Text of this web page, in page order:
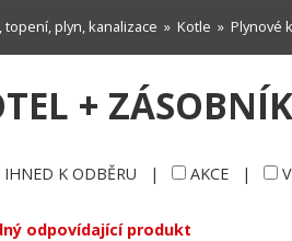
topení, plyn, kanalizace » Kotle » Plynové
+ ZÁSOBNÍK
IHNED K ODBĚRU | AKCE |
odpovídající produkt